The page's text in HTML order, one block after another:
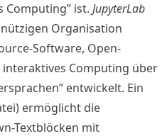
ist. JupyterLab
Organisation
Software, Open-
Computing über
entwickelt. Ein
ermöglicht die
Textblöcken mit